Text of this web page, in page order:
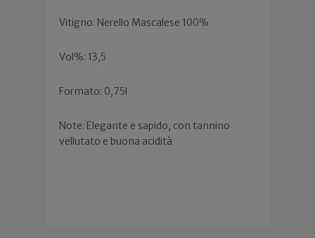
Vitigno: Nerello Mascalese 100%
Vol%: 13,5
Formato: 0,75l
Note: Elegante e sapido, con tannino
vellutato e buona acidità